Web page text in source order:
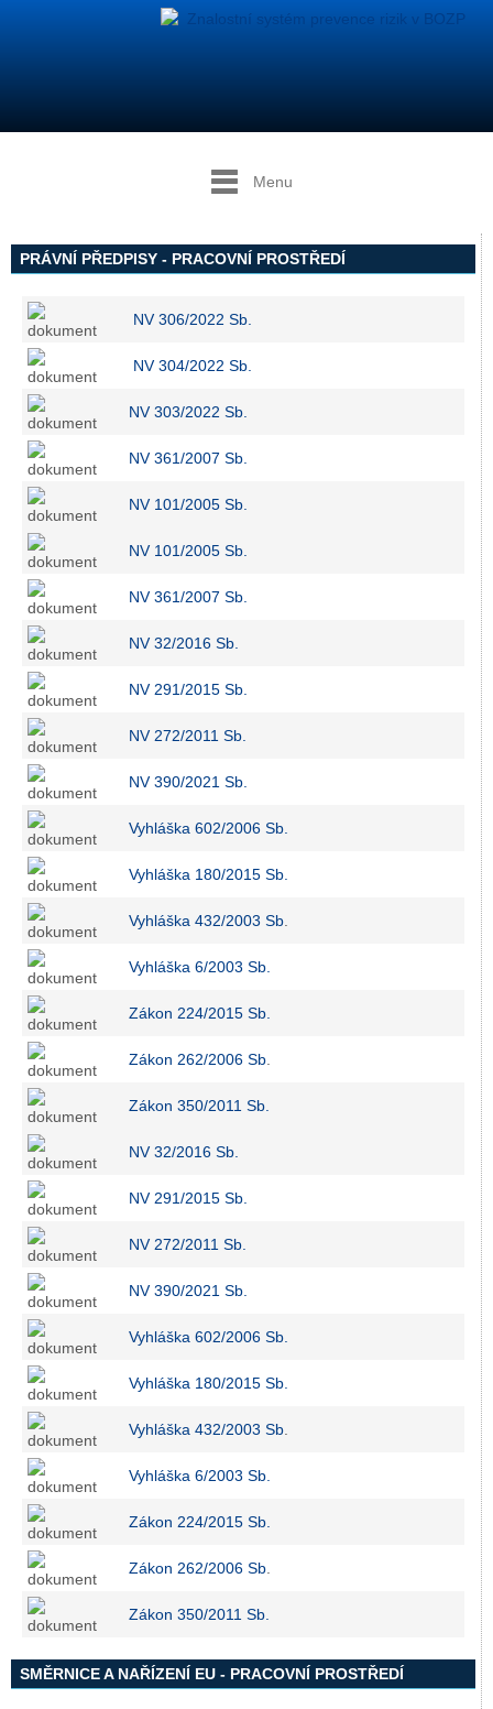
Menu
PRÁVNÍ PŘEDPISY - PRACOVNÍ PROSTŘEDÍ
NV 306/2022 Sb.
NV 304/2022 Sb.
NV 303/2022 Sb.
NV 361/2007 Sb.
NV 101/2005 Sb.
NV 101/2005 Sb.
NV 361/2007 Sb.
NV 32/2016 Sb.
NV 291/2015 Sb.
NV 272/2011 Sb.
NV 390/2021 Sb.
Vyhláška 602/2006 Sb.
Vyhláška 180/2015 Sb.
Vyhláška 432/2003 Sb
Vyhláška 6/2003 Sb.
Zákon 224/2015 Sb.
Zákon 262/2006 Sb
Zákon 350/2011 Sb.
NV 32/2016 Sb.
NV 291/2015 Sb.
NV 272/2011 Sb.
NV 390/2021 Sb.
Vyhláška 602/2006 Sb.
Vyhláška 180/2015 Sb.
Vyhláška 432/2003 Sb
Vyhláška 6/2003 Sb.
Zákon 224/2015 Sb.
Zákon 262/2006 Sb
Zákon 350/2011 Sb.
SMĚRNICE A NAŘÍZENÍ EU - PRACOVNÍ PROSTŘEDÍ